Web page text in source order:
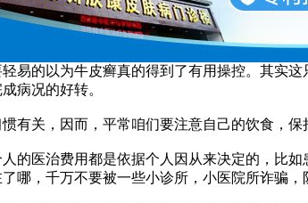
的以为牛皮癣真的得到了有用操控。其实
病况的好转。
关，因而，平常咱们要注意自己的饮食，保
医治费用都是依据个人因从来决定的，比
哪，千万不要被一些小诊所，小医院所诈骗，